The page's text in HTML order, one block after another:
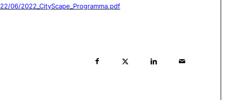
06/2022_CityScape_Programma.pdf